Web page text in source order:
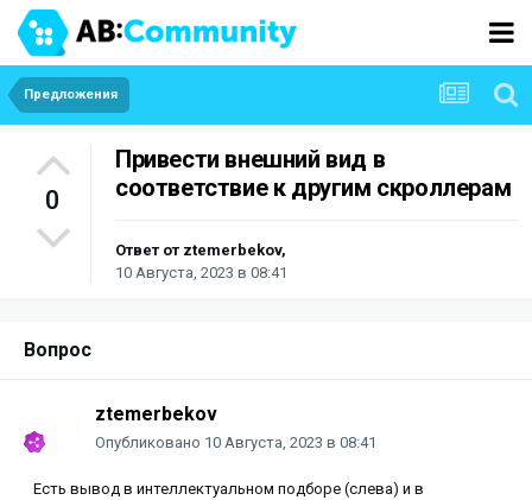
Предложения
0
Привести внешний вид в
соответствие к другим скроллерам
Ответ от ztemerbekov,
10 Августа, 2023 в 08:41
Вопрос
ztemerbekov
Опубликовано 10 Августа, 2023 в 08:41
Есть вывод в интеллектуальном подборе (слева) и в